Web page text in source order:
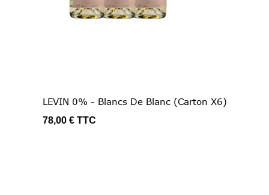
LEVIN 0% - Blancs De Blanc (Carton X6)
78,00 € TTC